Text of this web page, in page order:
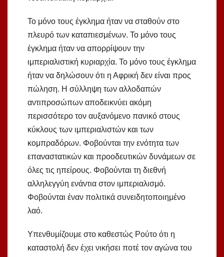
Το μόνο τους έγκλημα ήταν να σταθούν στο
πλευρό των καταπιεσμένων. Το μόνο τους
έγκλημα ήταν να απορρίψουν την
ιμπεριαλιστική κυριαρχία. Το μόνο τους έγκλημα
ήταν να δηλώσουν ότι η Αφρική δεν είναι προς
πώληση. Η σύλληψη των αλλοδαπών
αντιπροσώπων αποδεικνύει ακόμη
περισσότερο τον αυξανόμενο πανικό στους
κύκλους των ιμπεριαλιστών και των
κομπραδόρων. Φοβούνται την ενότητα των
επαναστατικών και προοδευτικών δυνάμεων σε
όλες τις ηπείρους. Φοβούνται τη διεθνή
αλληλεγγύη ενάντια στον ιμπεριαλισμό.
Φοβούνται έναν πολιτικά συνειδητοποιημένο
λαό.
Υπενθυμίζουμε στο καθεστώς Ρούτο ότι η
καταστολή δεν έχει νικήσει ποτέ τον αγώνα του